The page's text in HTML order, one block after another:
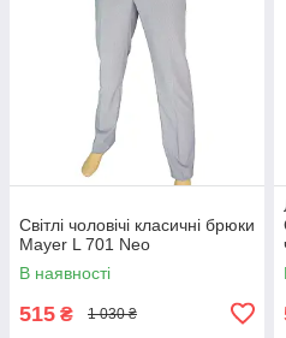
Світлі чоловічі класичні брюки
Mayer L 701 Neo
В наявності
515 ₴ 1 030 ₴